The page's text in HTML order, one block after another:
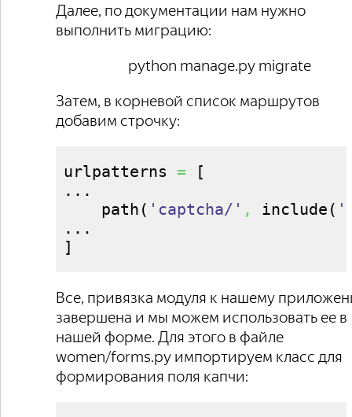
Далее, по документации нам нужно
выполнить миграцию:
python manage.py migrate
Затем, в корневой список маршрутов
добавим строчку:
urlpatterns =
[
...
path ( 'captcha/' , include (
]
Все, привязка модуля к нашему
завершена и мы можем использовать ее в
нашей форме. Для этого в файле
women/forms.py импортируем класс для
формирования поля капчи: